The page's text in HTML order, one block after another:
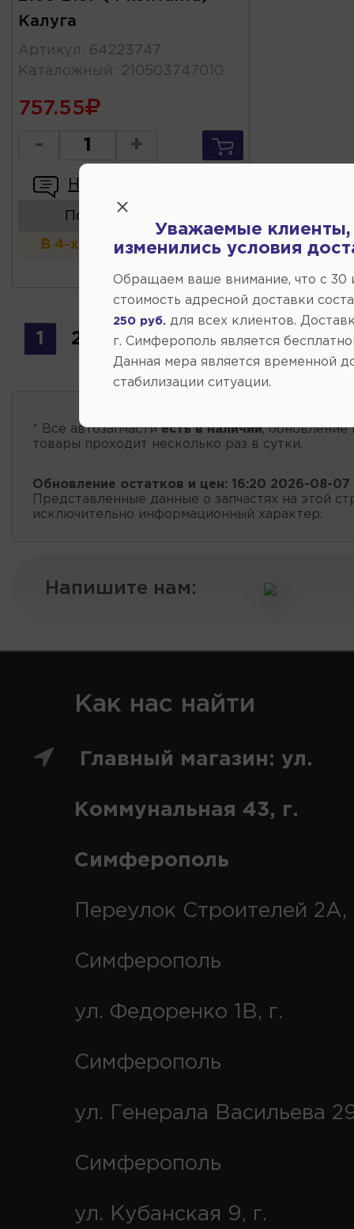
Калуга
Артикул : 64223747
Каталожный : 210503747010
757.55
- +
Написать отзыв
Показать аналоги
В 4-х и более магазинах
1 2 3 4 5
* Все автозапчастиесть в наличии, обновление
товары проходит несколько раз в сутки.
Обновление остатков и цен: 16:20 2026-08-07
Представленные данные о запчастях на этой
исключительно информационный характер.
Напишите нам:
Как нас найти
Главный магазин: ул.
Коммунальная 43, г.
Симферополь
Переулок Строителей 2А,
Симферополь
ул. Федоренко 1В, г.
Симферополь
ул. Генерала Васильева
Симферополь
ул. Кубанская 9, г.
Уважаемые клиенты,
изменились условия
Обращаем ваше внимание, что c 30
стоимость адресной доставки
250 руб. для всех клиентов.
г. Симферополь является
Данная мера является временной
стабилизации ситуации.